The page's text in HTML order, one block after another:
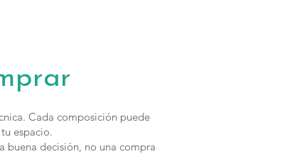
Cada composición puede
espacio.
buena decisión, no una compra